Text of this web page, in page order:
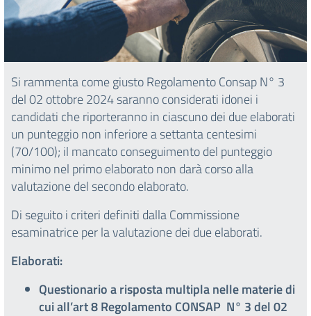
Si rammenta come giusto Regolamento Consap N° 3
del 02 ottobre 2024 saranno considerati idonei i
candidati che riporteranno in ciascuno dei due elaborati
un punteggio non inferiore a settanta centesimi
(70/100); il mancato conseguimento del punteggio
minimo nel primo elaborato non darà corso alla
valutazione del secondo elaborato.
Di seguito i criteri definiti dalla Commissione
esaminatrice per la valutazione dei due elaborati.
Elaborati:
Questionario a risposta multipla nelle materie di
cui all’art 8 Regolamento CONSAP N° 3 del 02